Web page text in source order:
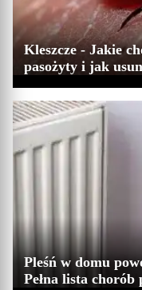
Kleszcze - Jakie
pasożyty i jak
Pleśń w domu
Pełna lista chorób